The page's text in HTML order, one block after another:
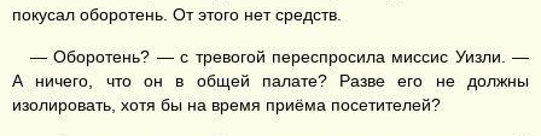
покусал оборотень. От этого нет средств.
— Оборотень? — с тревогой переспросила миссис Уизли. —
А ничего, что он в общей палате? Разве его не должны
изолировать, хотя бы на время приёма посетителей?